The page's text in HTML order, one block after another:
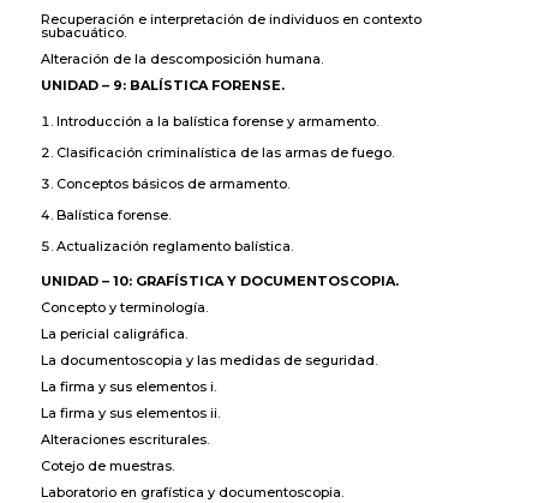
Recuperación e interpretación de individuos en contexto
subacuático.
Alteración de la descomposición humana.
UNIDAD – 9: BALÍSTICA FORENSE.
Introducción a la balística forense y armamento.
Clasificación criminalística de las armas de fuego.
Conceptos básicos de armamento.
Balística forense.
Actualización reglamento balística.
UNIDAD – 10: GRAFÍSTICA Y DOCUMENTOSCOPIA.
Concepto y terminología.
La pericial caligráfica.
La documentoscopia y las medidas de seguridad.
La firma y sus elementos i.
La firma y sus elementos ii.
Alteraciones escriturales.
Cotejo de muestras.
Laboratorio en grafística y documentoscopia.